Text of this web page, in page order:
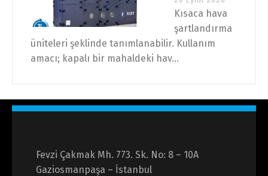
Kısaca hava
şartlandırma
üniteleri şeklinde tanımlanabilir. Kullanım
amacı; kapalı bir mahaldeki hav...
Fevzi Çakmak Mh. 773. Sk. No: 8 – 10A
Gaziosmanpaşa – İstanbul